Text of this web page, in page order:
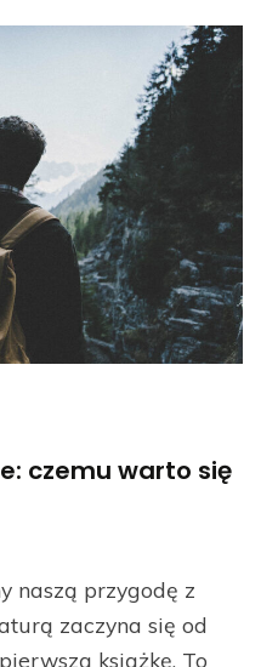
czemu warto się
naszą przygodę z
zaczyna się od
książkę. To